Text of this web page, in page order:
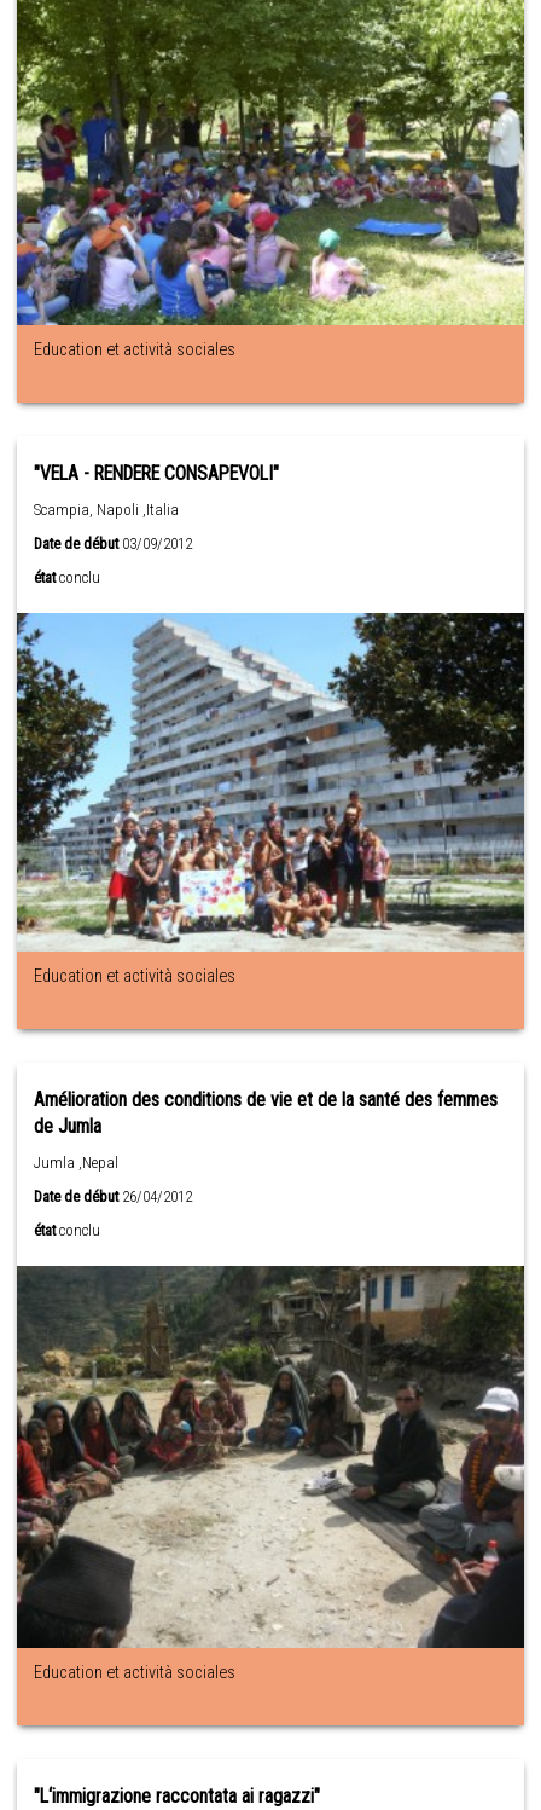
Education et actività sociales
"VELA - RENDERE CONSAPEVOLI"
Scampia, Napoli ,Italia
Date de début03/09/2012
état conclu
Education et actività sociales
Amélioration des conditions de vie et de la santé des femmes
de Jumla
Jumla ,Nepal
Date de début26/04/2012
état conclu
Education et actività sociales
"L‘immigrazione raccontata ai ragazzi"